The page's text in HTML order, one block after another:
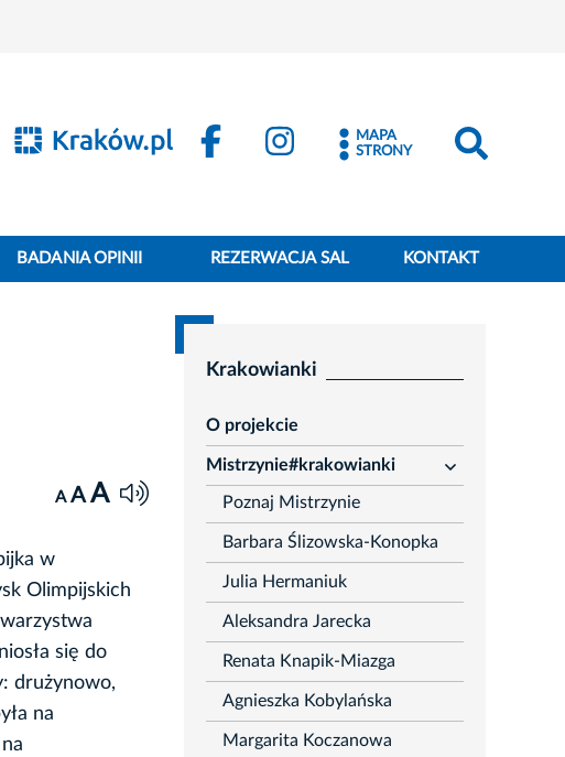
MAPA
STRONY
BADANIA OPINII REZERWACJA SAL KONTAKT
A A A
w
Olimpijskich
się do
drużynowo,
na
Krakowianki
O projekcie
Mistrzynie#krakowianki
rozwiń
Poznaj Mistrzynie
Barbara Ślizowska-Konopka
Julia Hermaniuk
Aleksandra Jarecka
Renata Knapik-Miazga
Agnieszka Kobylańska
Margarita Koczanowa